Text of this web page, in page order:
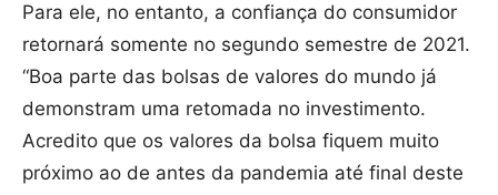
Para ele, no entanto, a confiança do consumidor
retornará somente no segundo semestre de 2021.
“Boa parte das bolsas de valores do mundo já
demonstram uma retomada no investimento.
Acredito que os valores da bolsa fiquem muito
próximo ao de antes da pandemia até final deste